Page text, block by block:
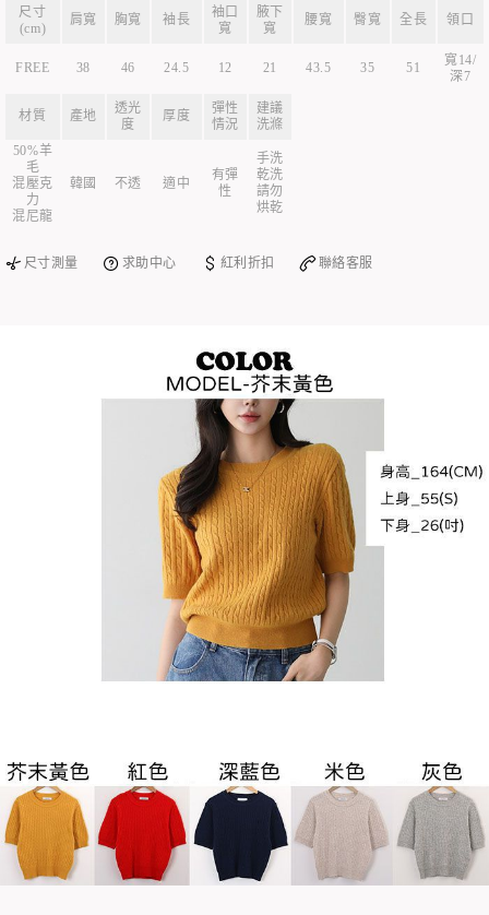
尺寸
(cm)
肩寬 胸寬 袖長
袖口
寬
腋下
寬
腰寬 臀寬 全長 領口
FREE 38 46 24.5 12 21 43.5 35 51
寬14/
深7
材質 產地
透光
度
厚度
彈性
情況
建議
洗滌
50%羊
毛
混壓克
力
混尼龍
韓國 不透 適中
有彈
性
手洗
乾洗
請勿
烘乾
尺寸測量 求助中心 紅利折扣 聯絡客服